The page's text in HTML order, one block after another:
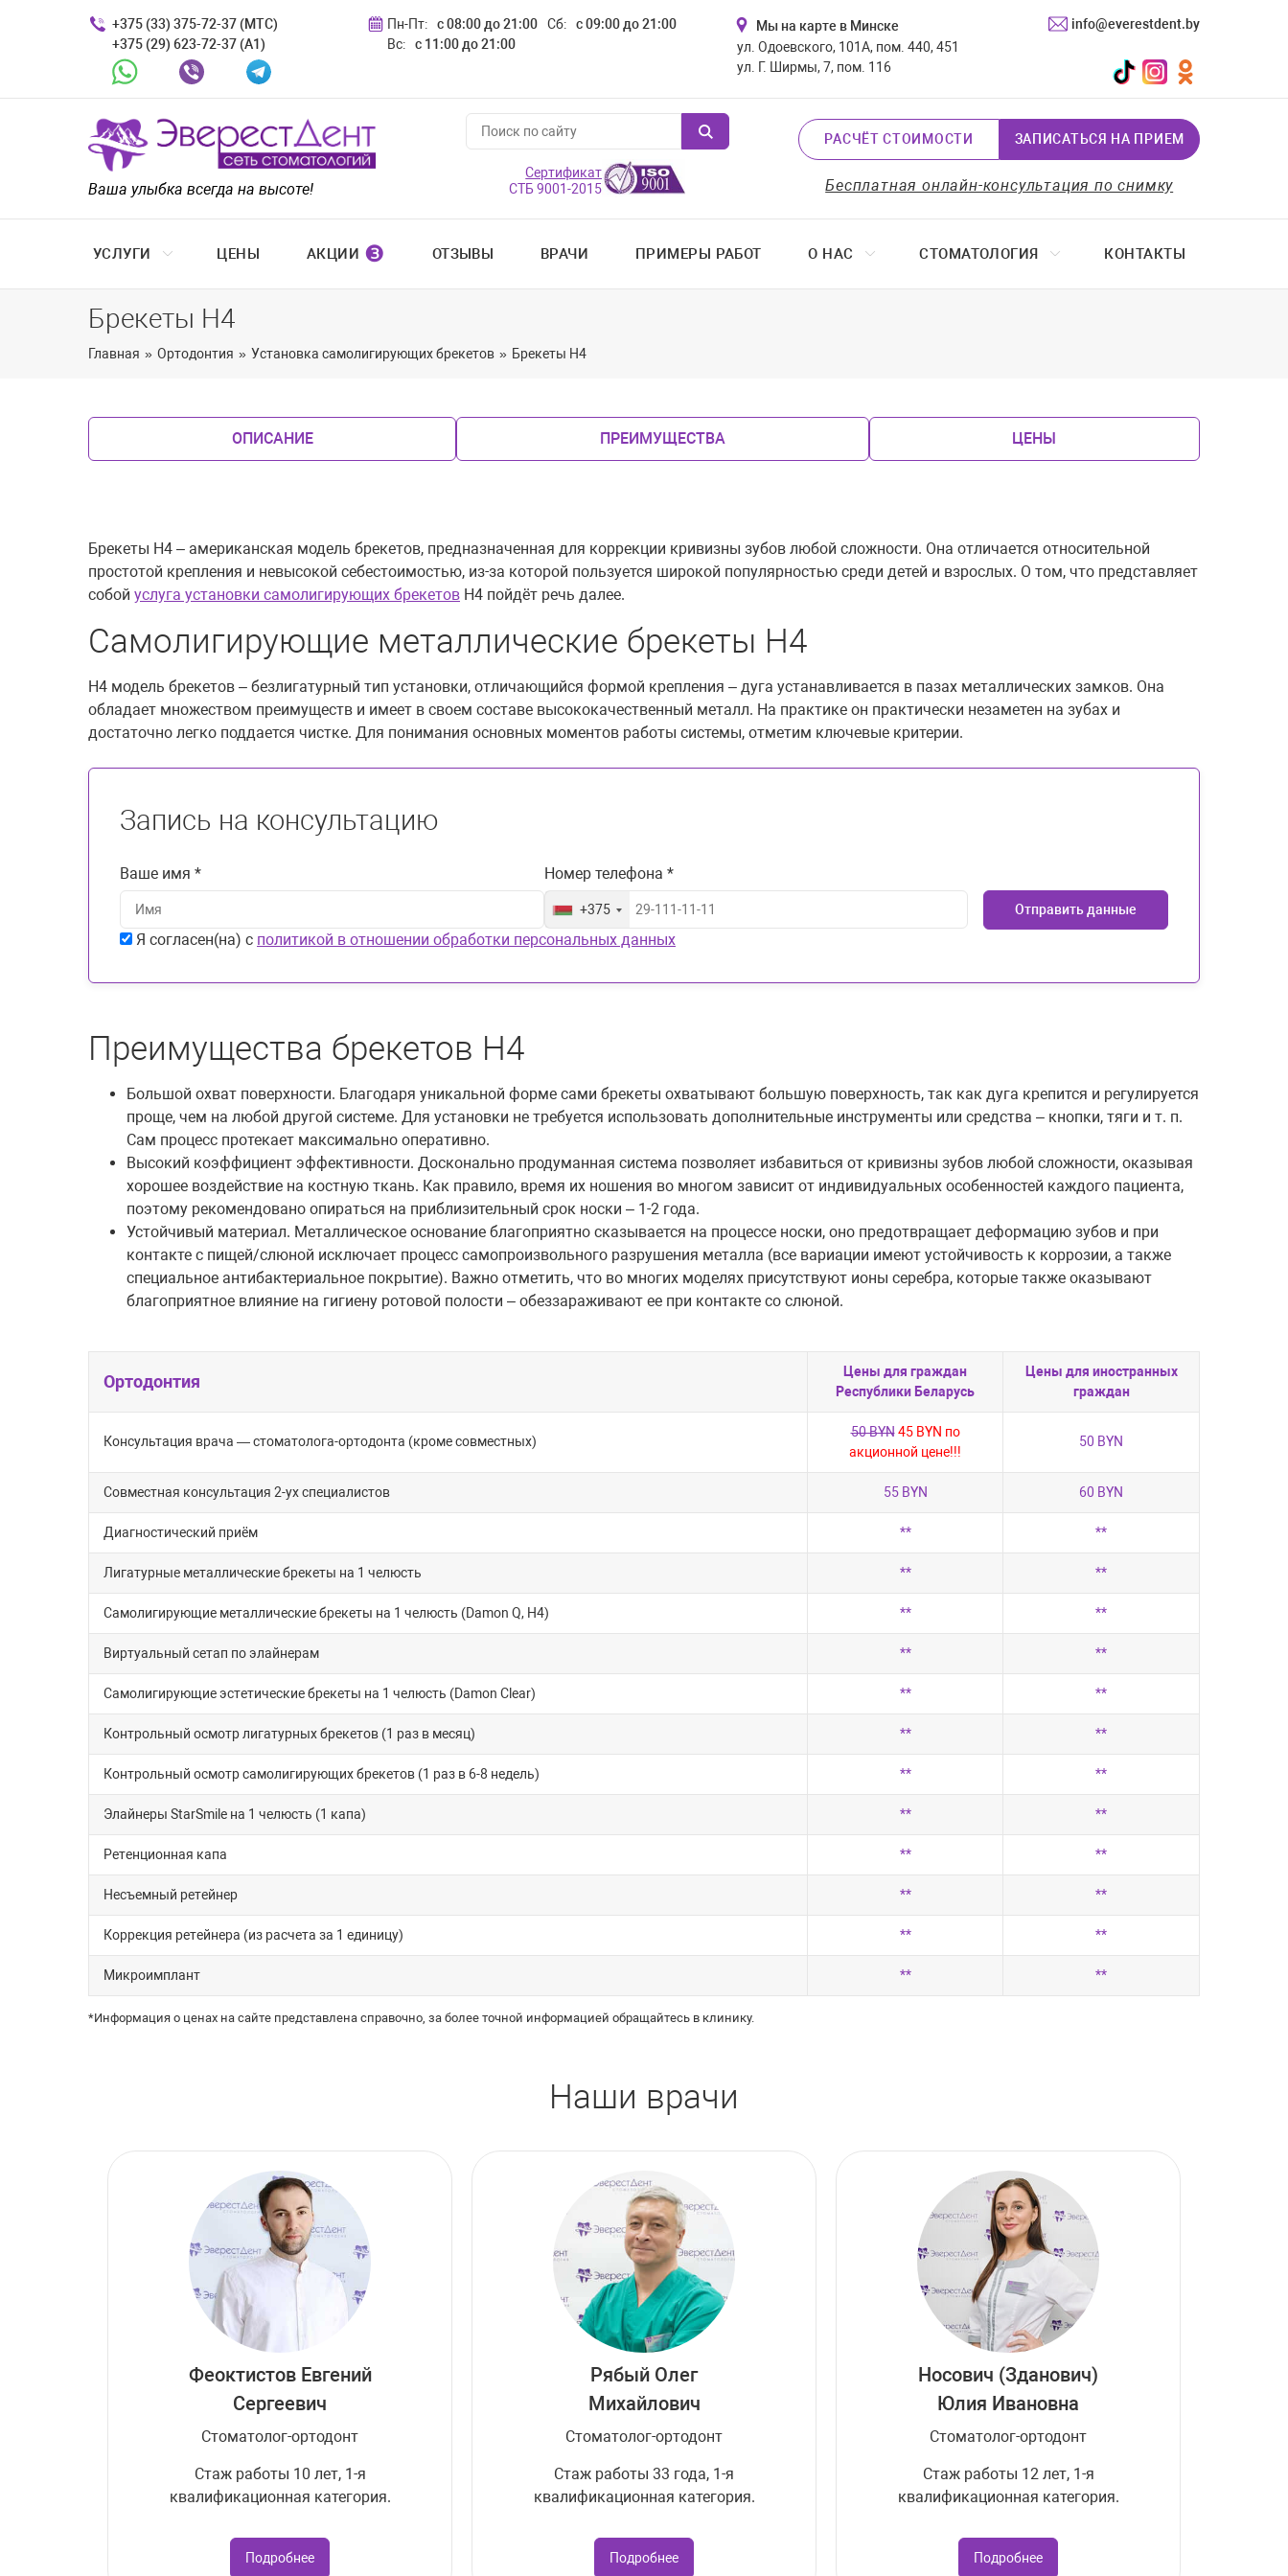
+375 (33) 375-72-37 (МТС)
+375 (29) 623-72-37 (A1)
Whatsapp Viber Telegram
Пн-Пт: с 08:00 до 21:00 Сб:
с 09:00 до 21:00
Вс:
с 11:00 до 21:00
info@everestdent.by
Мы на карте в Минске
ул. Одоевского, 101А, пом. 440, 451
ул. Г. Ширмы, 7, пом. 116
TikTokInstagramОдноклассники
Ваша улыбка всегда на высоте!
РАСЧЁТ СТОИМОСТИ ЗАПИСАТЬСЯ НА ПРИЕМ
Бесплатная онлайн-консультация по снимку
Сертификат
СТБ 9001-2015
УСЛУГИ ЦЕНЫ АКЦИИ ❸ ОТЗЫВЫ ВРАЧИ ПРИМЕРЫ РАБОТ О НАС СТОМАТОЛОГИЯ КОНТАКТЫ
Брекеты H4
Главная » Ортодонтия » Установка самолигирующих брекетов » Брекеты H4
ОПИСАНИЕ ПРЕИМУЩЕСТВА ЦЕНЫ
Брекеты H4 – американская модель брекетов, предназначенная для коррекции кривизны зубов любой сложности. Она отличается относительной
простотой крепления и невысокой себестоимостью, из-за которой пользуется широкой популярностью среди детей и взрослых. О том, что представляет
собой услуга установки самолигирующих брекетов H4 пойдёт речь далее.
Самолигирующие металлические брекеты H4
Н4 модель брекетов – безлигатурный тип установки, отличающийся формой крепления – дуга устанавливается в пазах металлических замков. Она
обладает множеством преимуществ и имеет в своем составе высококачественный металл. На практике он практически незаметен на зубах и
достаточно легко поддается чистке. Для понимания основных моментов работы системы, отметим ключевые критерии.
Запись на консультацию
Ваше имя * Номер телефона *
+375
Я согласен(на) с политикой в отношении обработки персональных данных
Отправить данные
Преимущества брекетов H4
Большой охват поверхности. Благодаря уникальной форме сами брекеты охватывают большую поверхность, так как дуга крепится и регулируется
проще, чем на любой другой системе. Для установки не требуется использовать дополнительные инструменты или средства – кнопки, тяги и т. п.
Сам процесс протекает максимально оперативно.
Высокий коэффициент эффективности. Досконально продуманная система позволяет избавиться от кривизны зубов любой сложности, оказывая
хорошее воздействие на костную ткань. Как правило, время их ношения во многом зависит от индивидуальных особенностей каждого пациента,
поэтому рекомендовано опираться на приблизительный срок носки – 1-2 года.
Устойчивый материал. Металлическое основание благоприятно сказывается на процессе носки, оно предотвращает деформацию зубов и при
контакте с пищей/слюной исключает процесс самопроизвольного разрушения металла (все вариации имеют устойчивость к коррозии, а также
специальное антибактериальное покрытие). Важно отметить, что во многих моделях присутствуют ионы серебра, которые также оказывают
благоприятное влияние на гигиену ротовой полости – обеззараживают ее при контакте со слюной.
Ортодонтия
Цены для граждан
Республики Беларусь
Цены для иностранных
граждан
Консультация врача — стоматолога-ортодонта (кроме совместных)
50 BYN45 BYN по
акционной цене!!!
50 BYN
Совместная консультация 2-ух специалистов 55 BYN 60 BYN
Диагностический приём ** **
Лигатурные металлические брекеты на 1 челюсть ** **
Самолигирующие металлические брекеты на 1 челюсть (Damon Q, H4) ** **
Виртуальный сетап по элайнерам ** **
Самолигирующие эстетические брекеты на 1 челюсть (Damon Clear) ** **
Контрольный осмотр лигатурных брекетов (1 раз в месяц) ** **
Контрольный осмотр самолигирующих брекетов (1 раз в 6-8 недель) ** **
Элайнеры StarSmile на 1 челюсть (1 капа) ** **
Ретенционная капа ** **
Несъемный ретейнер ** **
Коррекция ретейнера (из расчета за 1 единицу) ** **
Микроимплант ** **
*Информация о ценах на сайте представлена справочно, за более точной информацией обращайтесь в клинику.
Наши врачи
Феоктистов Евгений
Сергеевич
Стоматолог-ортодонт
Стаж работы 10 лет, 1-я
квалификационная категория.
Подробнее
Рябый Олег
Михайлович
Стоматолог-ортодонт
Стаж работы 33 года, 1-я
квалификационная категория.
Подробнее
Носович (Зданович)
Юлия Ивановна
Стоматолог-ортодонт
Стаж работы 12 лет, 1-я
квалификационная категория.
Подробнее